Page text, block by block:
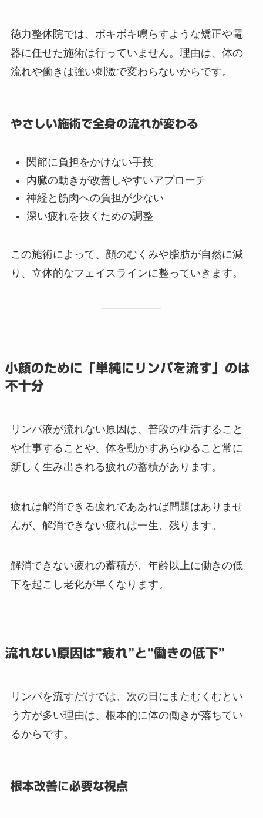
徳力整体院では、ボキボキ鳴らすような矯正や電
器に任せた施術は行っていません。理由は、体の
流れや働きは強い刺激で変わらないからです。
やさしい施術で全身の流れが変わる
関節に負担をかけない手技
内臓の動きが改善しやすいアプローチ
神経と筋肉への負担が少ない
深い疲れを抜くための調整
この施術によって、顔のむくみや脂肪が自然に減
り、立体的なフェイスラインに整っていきます。
小顔のために「単純にリンパを流す」のは
不十分
リンパ液が流れない原因は、普段の生活すること
や仕事することや、体を動かすあらゆること常に
新しく生み出される疲れの蓄積があります。
疲れは解消できる疲れでああれば問題はありませ
んが、解消できない疲れは一生、残ります。
解消できない疲れの蓄積が、年齢以上に働きの低
下を起こし老化が早くなります。
流れない原因は“疲れ”と“働きの低下”
リンパを流すだけでは、次の日にまたむくむとい
う方が多い理由は、根本的に体の働きが落ちてい
るからです。
根本改善に必要な視点